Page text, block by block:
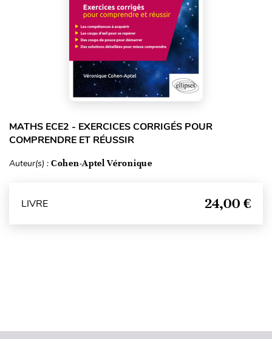
MATHS ECE2 - EXERCICES CORRIGÉS POUR
COMPRENDRE ET RÉUSSIR
Auteur(s) : Cohen-Aptel Véronique
LIVRE 24,00 €